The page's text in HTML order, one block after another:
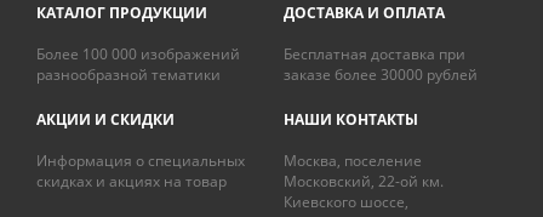
КАТАЛОГ ПРОДУКЦИИ
Более 100 000 изображений
разнообразной тематики
ДОСТАВКА И ОПЛАТА
Бесплатная доставка при
заказе более 30000 рублей
АКЦИИ И СКИДКИ
Информация о специальных
скидках и акциях на товар
НАШИ КОНТАКТЫ
Москва, поселение
Московский, 22-ой км.
Киевского шоссе,